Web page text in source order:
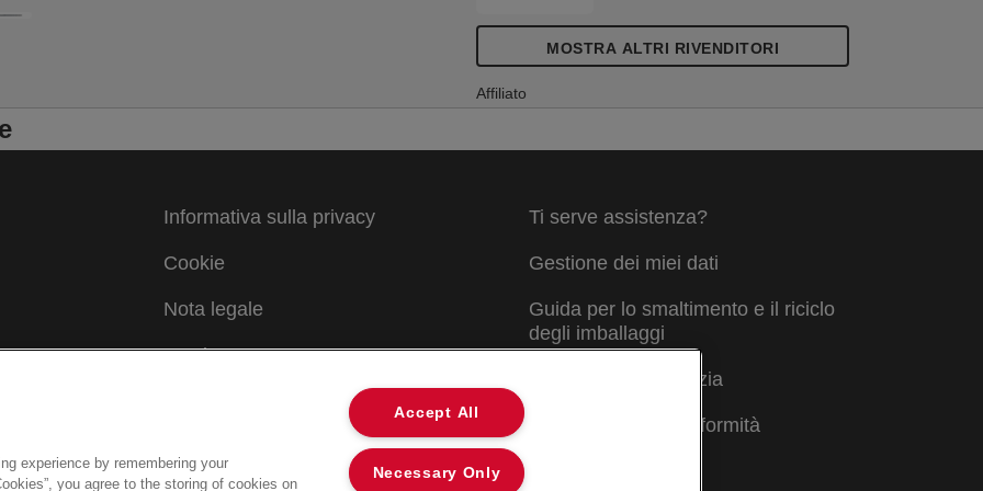
MOSTRA ALTRI RIVENDITORI
Affiliato
Informativa sulla privacy
Cookie
Nota legale
Imprint
Ti serve assistenza?
Gestione dei miei dati
Guida per lo smaltimento e il riciclo
degli imballaggi
Condizioni di garanzia
Dichiarazioni di conformità
experience by remembering your
you agree to the storing of cookies on
Accept All
Necessary Only